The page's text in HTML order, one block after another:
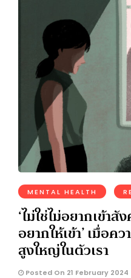
MENTAL HEALTH
‘ไม่ใช่ไม่อยากเข้า
อยากให้เข้า’ เมื่อ
สูงใหญ่ในตัวเรา
Posted On 21 February 2024